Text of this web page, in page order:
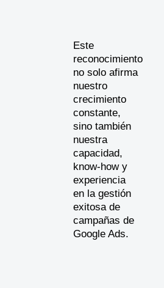
Este
reconocimiento
no solo afirma
nuestro
crecimiento
constante,
sino también
nuestra
capacidad,
know-how y
experiencia
en la gestión
exitosa de
campañas de
Google Ads.